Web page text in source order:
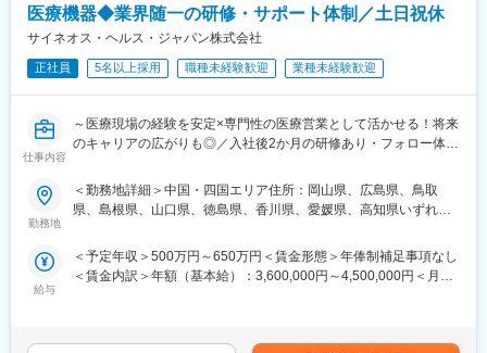
変更の範囲：会社の定める業務
・MRとは
主に医師や薬剤師等へ、担当製品の情報提供を行います。担当施
設の患者様に応じた情報提供や、担当製品の処方後の情報収集を
行います。
■ 丁寧な研修・支援体制
本的なビジネスマナーから、医療営業として必要な知識まで、同
期社員と支えあいながら習得することが可能です。
研修を用意しています。
また、在籍年数が増えると永年勤続報奨金や四半期一時金などの
医療機器◆業界随一の研修・サポート体制／土日祝休
サイネオス・ヘルス・ジャパン株式会社
正社員 5名以上採用 職種未経験歓迎 業種未経験歓迎
仕事内容
～医療現場の経験を安定×専門性の医療営業として活かせる！将来
のキャリアの広がりも◎／入社後2か月の研修あり・フォロー体制
■ 仕事概要
未経験から、医療業界の専門職であるMR（医薬情報担当者）とし
当社は製薬・医療機器メーカーの営業業務を担う
「CSO（Contract Sales Organization）」で、多くの未経験者が
勤務地
＜勤務地詳細＞中国・四国エリア住所：岡山県、広島県、鳥取
県、島根県、山口県、徳島県、香川県、愛媛県、高知県いずれか
定める事業所
給与
＜予定年収＞500万円～650万円＜賃金形態＞年俸制補足事項なし
＜賃金内訳＞年額（基本給）：3,600,000円～4,500,000円＜月額